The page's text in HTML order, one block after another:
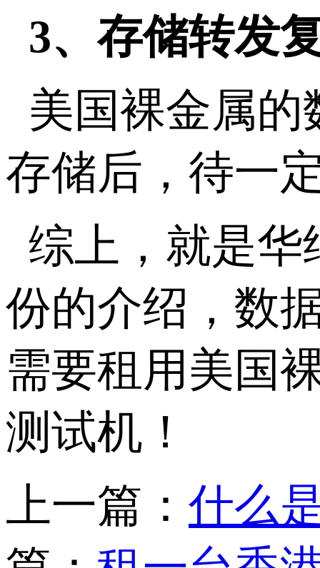
3、存储转发
美国裸金属
存储后，待一
综上，就是华
份的介绍，数
需要租用美国
测试机！
上一篇： 什么